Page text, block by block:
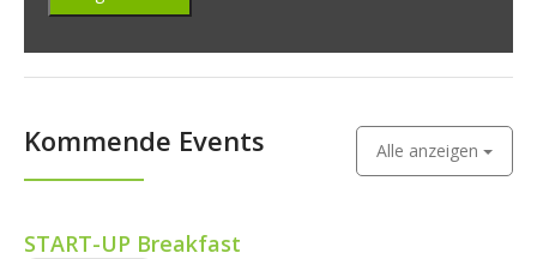
Kommende Events Alle anzeigen
START-UP Breakfast